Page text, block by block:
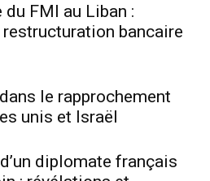
FMI au Liban :
bancaire
le rapprochement
unis et Israël
diplomate français